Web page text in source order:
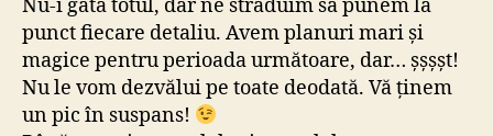
Nu-i gata totul, dar ne străduim să punem la
punct fiecare detaliu. Avem planuri mari și
magice pentru perioada următoare, dar… șșșșt!
Nu le vom dezvălui pe toate deodată. Vă ținem
un pic în suspans!